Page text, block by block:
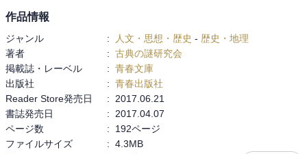
作品情報
ジャンル : 人文・思想・歴史 - 歴史・地理
著者
: 古典の謎研究会
掲載誌・レーベル
: 青春文庫
出版社
: 青春出版社
Reader Store発売日
:
2017.06.21
書誌発売日
:
2017.04.07
ページ数
:
192ページ
ファイルサイズ
: 4.3MB